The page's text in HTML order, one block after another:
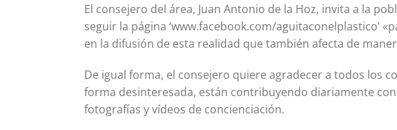
El consejero del área, Juan Antonio de la Hoz, invita a la
seguir la página ‘www.facebook.com/aguitaconelplastico’
en la difusión de esta realidad que también afecta de
De igual forma, el consejero quiere agradecer a todos los
forma desinteresada, están contribuyendo diariamente
fotografías y vídeos de concienciación.